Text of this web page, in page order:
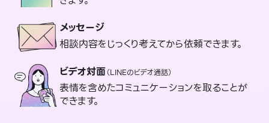
メッセージ
相談内容をじっくり考えてから依頼できます。
ビデオ対面（LINEのビデオ通話）
表情を含めたコミュニケーションを取ることが
できます。